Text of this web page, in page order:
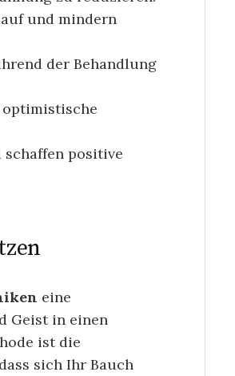
und mindern
der Behandlung
schaffen positive
eine
Geist in einen
ist die
sich Ihr Bauch